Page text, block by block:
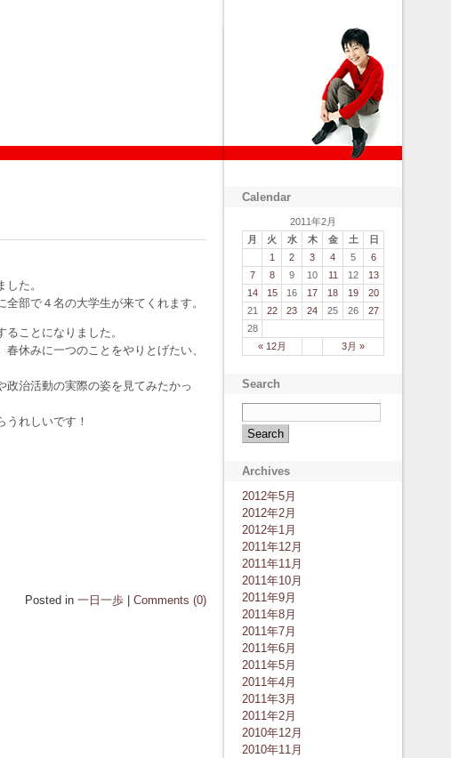
た。
全部で４名の大学生が来てくれます。
ことになりました。
休みに一つのことをやりとげたい、
治活動の実際の姿を見てみたかっ
うれしいです！
Posted in 一日一歩 Comments (0)
Calendar
2011年2月
月
火 水 木 金 土 日
« 12月 3月 »
1 2 3 4 5
6
7
8 9 10 11 12
13
14
15 16 17 18 19
20
21
22 23 24 25 26
27
28
Search
Archives
2012年5月
2012年2月
2012年1月
2011年12月
2011年11月
2011年10月
2011年9月
2011年8月
2011年7月
2011年6月
2011年5月
2011年4月
2011年3月
2011年2月
2010年12月
2010年11月